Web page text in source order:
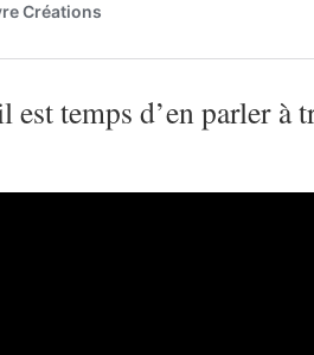
temps d’en parler à